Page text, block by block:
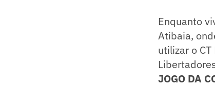
Enquanto
Atibaia,
utilizar o
JOGO DA